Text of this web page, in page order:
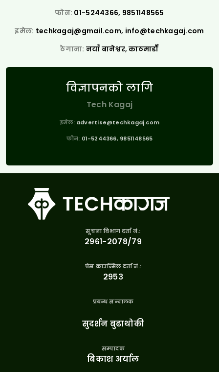
फोन: 01-5244366, 9851148565
इमेल: techkagaj@gmail.com, info@techkagaj.com
ठेगाना: नयाँ बानेश्वर, काठमाडौँ
विज्ञापनको लागि
Tech Kagaj
इमेल: advertise@techkagaj.com
फोन: 01-5244366, 9851148565
सूचना विभाग दर्ता नं.:
२९६१-२०७८/७९
प्रेस काउन्सिल दर्ता नं.:
२९५३
प्रबन्ध सन्चालक
सुदर्शन बुढाथोकी
सम्पादक
बिकाश अर्याल